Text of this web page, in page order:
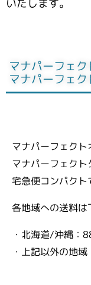
いたします。
マナパーフェ
マナパーフェ
マナパーフェク
マナパーフェク
宅急便コンパクト
各地域への送料は
・北海道/沖縄：
・上記以外の地